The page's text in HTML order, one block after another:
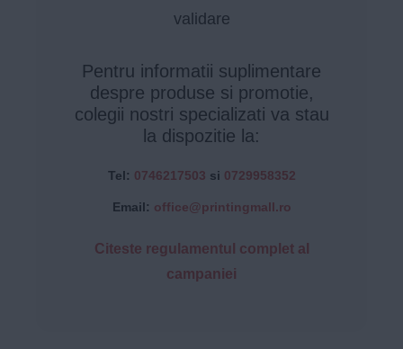
validare
Pentru informatii suplimentare
despre produse si promotie,
colegii nostri specializati va stau
la dispozitie la:
Tel: 0746217503 si 0729958352
Email: office@printingmall.ro
Citeste regulamentul complet al
campaniei